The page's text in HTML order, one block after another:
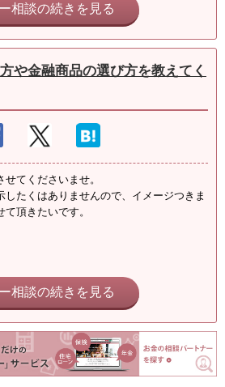
相談の続きを見る
や金融商品の選び方を教えてく
てくださいませ。
たくはありませんので、イメージつきま
頂きたいです。
相談の続きを見る